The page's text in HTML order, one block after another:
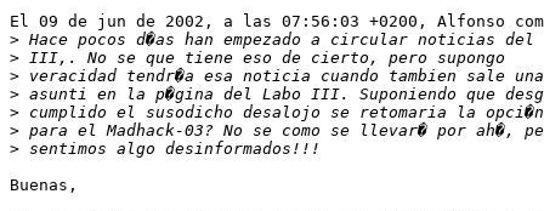
El 09 de jun de 2002, a las 07:56:03 +0200, Alfonso
>
>
>
>
>
>
>
Buenas,